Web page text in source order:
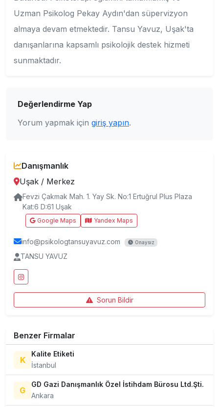
Uzman Psikolog Pekay Aydın'dan süpervizyon
almaya devam etmektedir. Tansu Yavuz, Uşak'ta
danışanlarına kapsamlı psikolojik destek hizmeti
sunmaktadır.
Değerlendirme Yap
Yorum yapmak için giriş yapın.
Danışmanlık
Uşak / Merkez
Fevzi Çakmak Mah. 1. Yay Sk. No:1 Ertuğrul Plus Plaza
Kat:6 D:61 Uşak
Google Maps Yandex Maps
info@psikologtansuyavuz.com Onaysız
TANSU YAVUZ
Sorun Bildir
Benzer Firmalar
K
Kalite Etiketi
İstanbul
G
GD Gazi Danışmanlık Özel İstihdam Bürosu Ltd.Şti.
Ankara